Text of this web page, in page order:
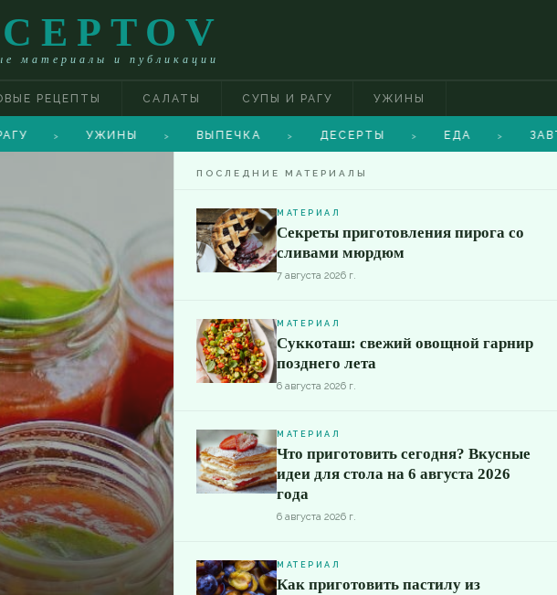
материалы и публикации
РЕЦЕПТЫ САЛАТЫ СУПЫ И РАГУ УЖИНЫ
> УЖИНЫ ВЫПЕЧКА > ДЕСЕРТЫ ЕДА >
ПОСЛЕДНИЕ МАТЕРИАЛЫ
МАТЕРИАЛ
Секреты приготовления пирога со
сливами мюрдюм
7 августа 2026 г.
МАТЕРИАЛ
Суккоташ: свежий овощной гарнир
позднего лета
6 августа 2026 г.
МАТЕРИАЛ
Что приготовить сегодня? Вкусные
идеи для стола на 6 августа 2026
года
6 августа 2026 г.
МАТЕРИАЛ
Как приготовить пастилу из